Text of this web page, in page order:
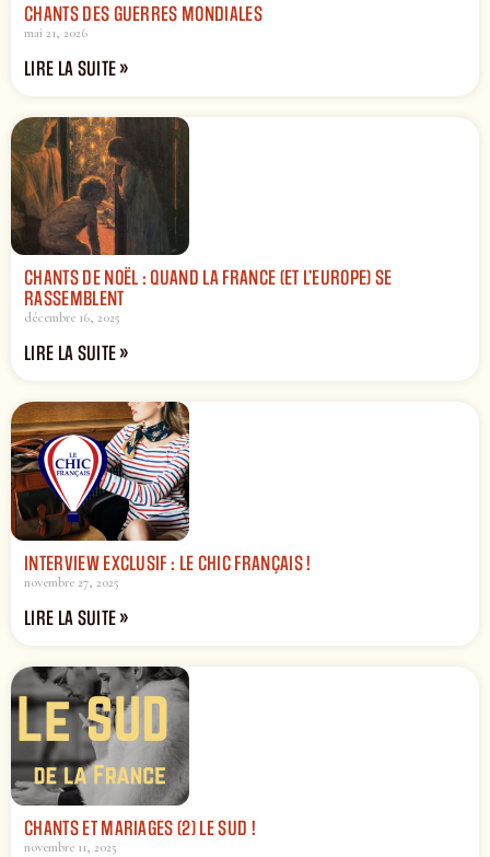
CHANTS DES GUERRES MONDIALES
mai 21, 2026
LIRE LA SUITE »
CHANTS DE NOËL : QUAND LA FRANCE (ET L’EUROPE) SE
RASSEMBLENT
décembre 16, 2025
LIRE LA SUITE »
INTERVIEW EXCLUSIF : LE CHIC FRANÇAIS !
novembre 27, 2025
LIRE LA SUITE »
CHANTS ET MARIAGES (2) LE SUD !
novembre 11, 2025